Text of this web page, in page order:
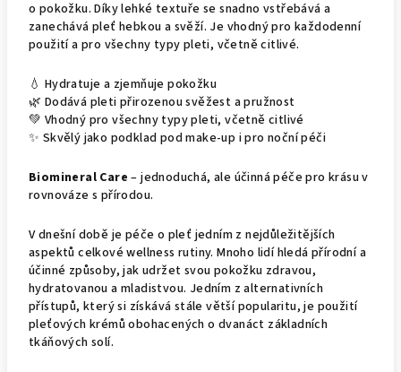
o pokožku. Díky lehké textuře se snadno vstřebává a
zanechává pleť hebkou a svěží. Je vhodný pro každodenní
použití a pro všechny typy pleti, včetně citlivé.
💧 Hydratuje a zjemňuje pokožku
🌿 Dodává pleti přirozenou svěžest a pružnost
💚 Vhodný pro všechny typy pleti, včetně citlivé
✨ Skvělý jako podklad pod make-up i pro noční péči
Biomineral Care – jednoduchá, ale účinná péče pro krásu v
rovnováze s přírodou.
V dnešní době je péče o pleť jedním z nejdůležitějších
aspektů celkové wellness rutiny. Mnoho lidí hledá přírodní a
účinné způsoby, jak udržet svou pokožku zdravou,
hydratovanou a mladistvou. Jedním z alternativních
přístupů, který si získává stále větší popularitu, je použití
pleťových krémů obohacených o dvanáct základních
tkáňových solí.